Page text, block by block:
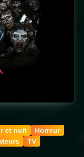
et nuit
Horreur
TV